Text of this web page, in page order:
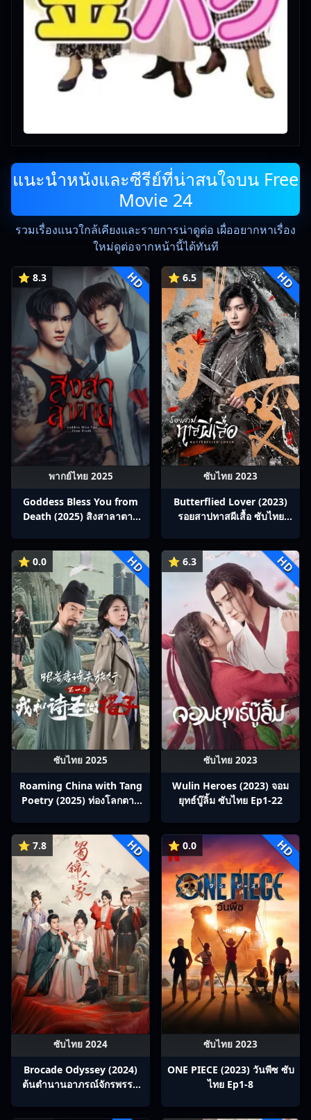
แนะนำหนังและซีรีย์ที่น่าสนใจบน Free
Movie 24
รวมเรื่องแนวใกล้เคียงและรายการน่าดูต่อ เผื่ออยากหาเรื่อง
ใหม่ดูต่อจากหน้านี้ได้ทันที
⭐ 8.3 HD
พากย์ไทย 2025
Goddess Bless You from
Death (2025) สิงสาลาตาย
⭐ 6.5 HD
ซับไทย 2023
Butterflied Lover (2023)
รอยสาปทาสผีเสื้อ ซับไทย
⭐ 0.0 HD
ซับไทย 2025
Roaming China with Tang
Poetry (2025) ท่องโลกตาม
Ep1-12
⭐ 6.3 HD
ซับไทย 2023
Wulin Heroes (2023) จอม
ยุทธ์บู๊ลิ้ม ซับไทย Ep1-22
⭐ 7.8 HD
ซับไทย 2024
Brocade Odyssey (2024)
ต้นตํานานอาภรณ์จักรพรรดิ
⭐ 0.0 HD
ซับไทย 2023
ONE PIECE (2023) วันพีซ ซับ
ไทย Ep1-8